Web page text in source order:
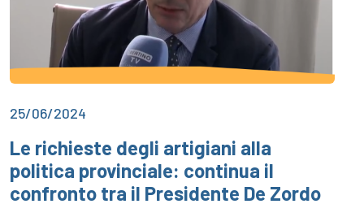
25/06/2024
Le richieste degli artigiani alla
politica provinciale: continua il
confronto tra il Presidente De Zordo